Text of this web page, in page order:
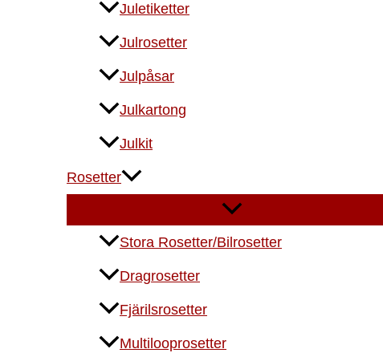
Juletiketter
Julrosetter
Julpåsar
Julkartong
Julkit
Rosetter
Stora Rosetter/Bilrosetter
Dragrosetter
Fjärilsrosetter
Multilooprosetter